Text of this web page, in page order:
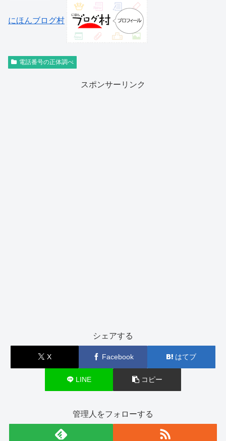
にほんブログ村
電話番号の正体調べ
スポンサーリンク
シェアする
X Facebook はてブ
LINE コピー
管理人をフォローする